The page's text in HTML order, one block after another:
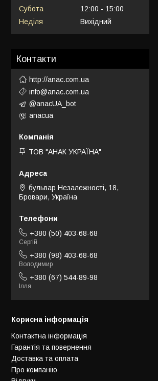
Субота
12:00
15:00
Неділя
Вихідний
Контакти
http://anac.com.ua
info@anac.com.ua
@anacUA_bot
anacua
ТОВ "АНАК УКРАЇНА"
бульвар Незалежності, 18,
Бровари, Україна
+380 (50) 403-68-68
Сергій
+380 (98) 403-68-68
Володимир
+380 (67) 544-89-98
Ілля
Корисна інформація
Контактна інформація
Гарантія та повернення
Доставка та оплата
Про компанію